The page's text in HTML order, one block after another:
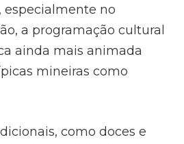
especialmente no
a programação cultural
ainda mais animada
mineiras como
como doces e